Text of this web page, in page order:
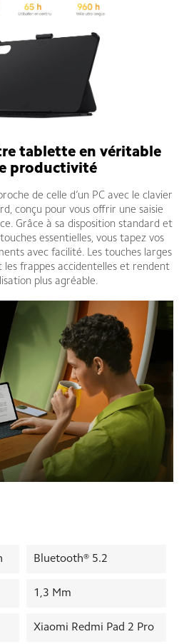
tablette en véritable
productivité
de celle d’un PC avec le clavier
conçu pour vous offrir une saisie
Grâce à sa disposition standard et
essentielles, vous tapez vos
avec facilité. Les touches larges
les frappes accidentelles et rendent
plus agréable.
Bluetooth® 5.2
1,3 Mm
Xiaomi Redmi Pad 2 Pro